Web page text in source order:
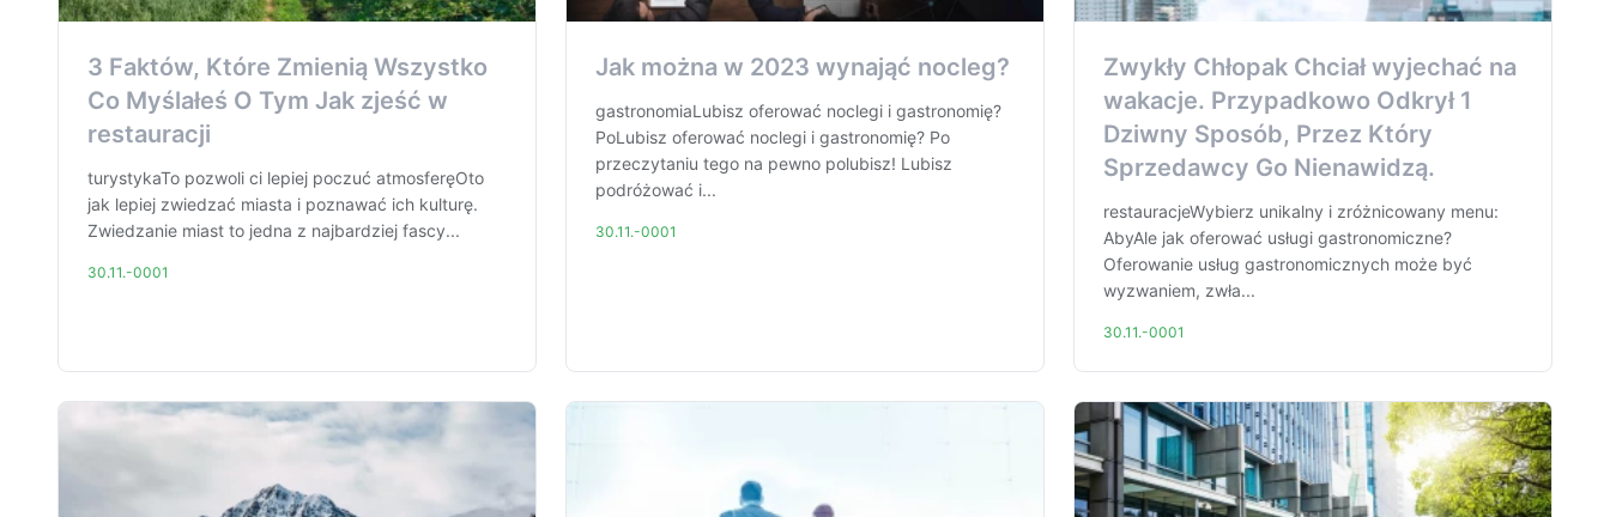
3 Faktów, Które Zmienią Wszystko
Co Myślałeś O Tym Jak zjeść w
restauracji
turystykaTo pozwoli ci lepiej poczuć atmosferęOto
jak lepiej zwiedzać miasta i poznawać ich kulturę.
Zwiedzanie miast to jedna z najbardziej fascy...
30.11.-0001
Jak można w 2023 wynająć nocleg?
gastronomiaLubisz oferować noclegi i gastronomię?
PoLubisz oferować noclegi i gastronomię? Po
przeczytaniu tego na pewno polubisz! Lubisz
podróżować i...
30.11.-0001
Zwykły Chłopak Chciał wyjechać na
wakacje. Przypadkowo Odkrył 1
Dziwny Sposób, Przez Który
Sprzedawcy Go Nienawidzą.
restauracjeWybierz unikalny i zróżnicowany menu:
AbyAle jak oferować usługi gastronomiczne?
Oferowanie usług gastronomicznych może być
wyzwaniem, zwła...
30.11.-0001